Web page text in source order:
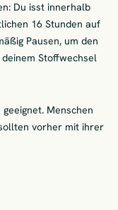
Du isst innerhalb
16 Stunden auf
Pausen, um den
Stoffwechsel
Menschen
vorher mit ihrer